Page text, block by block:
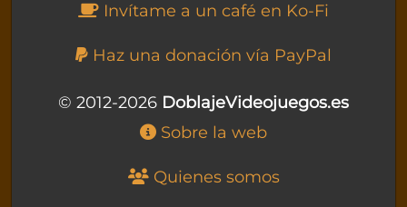
Invítame a un café en Ko-Fi
Haz una donación vía PayPal
© 2012-2026 DoblajeVideojuegos.es
Sobre la web
Quienes somos